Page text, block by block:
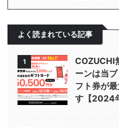
よく読まれている記事
1
COZUCHI
ーンは当
フト券が
す【2024